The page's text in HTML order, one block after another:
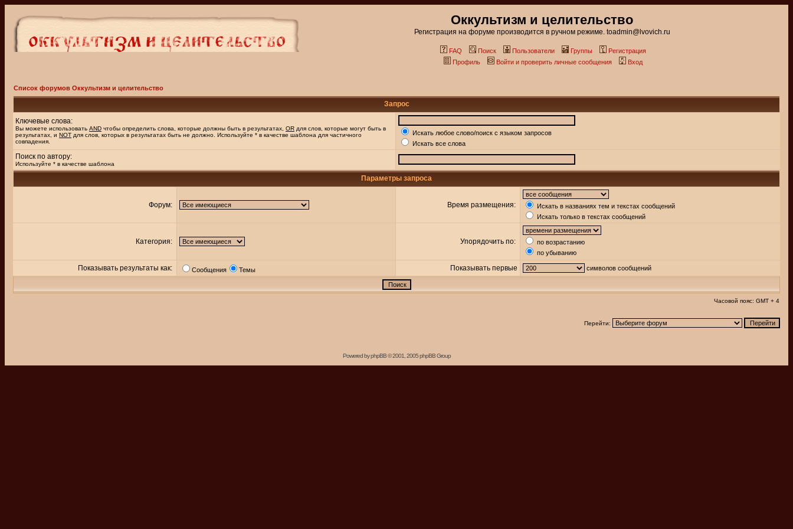
Оккультизм и целительство
Регистрация на форуме производится в ручном режиме. toadmin@lvovich.ru
FAQ Поиск Пользователи Группы
Регистрация
Профиль
Войти и проверить личные сообщения Вход
Список форумов Оккультизм и целительство
Запрос
Ключевые слова:
Вы можете использовать AND чтобы определить слова, которые должны быть в результатах, OR для слов, которые могут быть в
результатах, и NOT для слов, которых в результатах быть не должно. Используйте * в качестве шаблона для частичного
совпадения.
Искать любое слово/поиск с языком запросов
Искать все слова
Поиск по автору:
Используйте * в качестве шаблона
Параметры запроса
Форум: Время размещения:
Искать в названиях тем и текстах сообщений
Искать только в текстах сообщений
Категория: Упорядочить по:
по возрастанию
по убыванию
Показывать результаты как: Сообщения Темы Показывать первые символов сообщений
Часовой пояс: GMT + 4
Перейти:
Powered byphpBB© 2001, 2005 phpBB Group